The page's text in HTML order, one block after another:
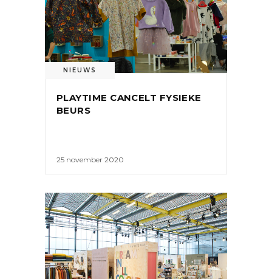
NIEUWS
PLAYTIME CANCELT FYSIEKE
BEURS
25 november 2020